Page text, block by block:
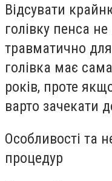
Відсувати
голівку пенса
травматично
голівка має
років, проте
варто зачекати
Особливості та
процедур